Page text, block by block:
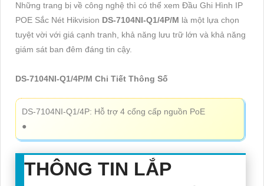
Những trang bị về công nghệ thì có thể xem Đầu Ghi Hình IP
POE Sắc Nét Hikvision DS-7104NI-Q1/4P/M là một lựa chọn
tuyệt vời với giá cạnh tranh, khả năng lưu trữ lớn và khả năng
giám sát ban đêm đáng tin cậy.
DS-7104NI-Q1/4P/M Chi Tiết Thông Số
DS-7104NI-Q1/4P: Hỗ trợ 4 cổng cấp nguồn PoE
●
THÔNG TIN LẮP